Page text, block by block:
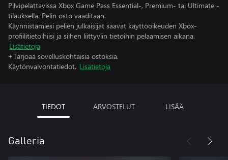
Pilvipelattavissa Xbox Game Pass Essential-, Premium- tai Ultimate -
tilauksella. Pelin osto vaaditaan.
Käynnistämiesi pelien julkaisijat saavat käyttöoikeuden Xbox-
profiilitietoihiisi ja siihen liittyviin tietoihin pelaamisen aikana.
Lisätietoja
+Tarjoaa sovelluskohtaisia ostoksia.
Käytönvalvontatiedot. Lisätietoja
TIEDOT ARVOSTELUT LISÄÄ
Galleria